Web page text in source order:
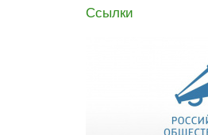
Ссылки